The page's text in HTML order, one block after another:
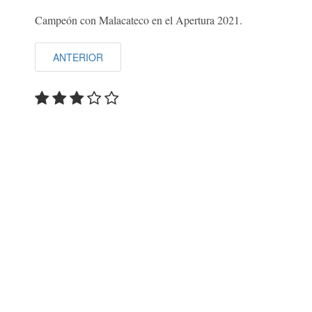
Campeón con Malacateco en el Apertura 2021.
ANTERIOR